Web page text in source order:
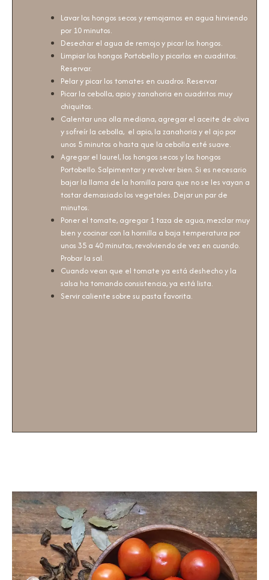
Lavar los hongos secos y remojarnos en agua hirviendo
por 10 minutos.
Desechar el agua de remojo y picar los hongos.
Limpiar los hongos Portobello y picarlos en cuadritos.
Reservar.
Pelar y picar los tomates en cuadros. Reservar
Picar la cebolla, apio y zanahoria en cuadritos muy
chiquitos.
Calentar una olla mediana, agregar el aceite de oliva
y sofreír la cebolla, el apio, la zanahoria y el ajo por
unos 5 minutos o hasta que la cebolla esté suave.
Agregar el laurel, los hongos secos y los hongos
Portobello. Salpimentar y revolver bien. Si es necesario
bajar la llama de la hornilla para que no se les vayan a
tostar demasiado los vegetales. Dejar un par de
minutos.
Poner el tomate, agregar 1 taza de agua, mezclar muy
bien y cocinar con la hornilla a baja temperatura por
unos 35 a 40 minutos, revolviendo de vez en cuando.
Probar la sal.
Cuando vean que el tomate ya está deshecho y la
salsa ha tomando consistencia, ya está lista.
Servir caliente sobre su pasta favorita.